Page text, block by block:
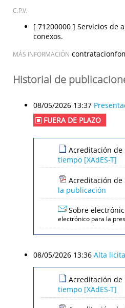
C.P.V.
[ 71200000 ] Servicios de
conexos.
MÁS INFORMACIÓN
Historial de
08/05/2026 13:37
FUERA DE PLAZO
Acreditación de
tiempo [XAdES-T]
Acreditación de
la publicación
Sobre
electrónico para la
08/05/2026 13:36 Alta
Acreditación de
tiempo [XAdES-T]